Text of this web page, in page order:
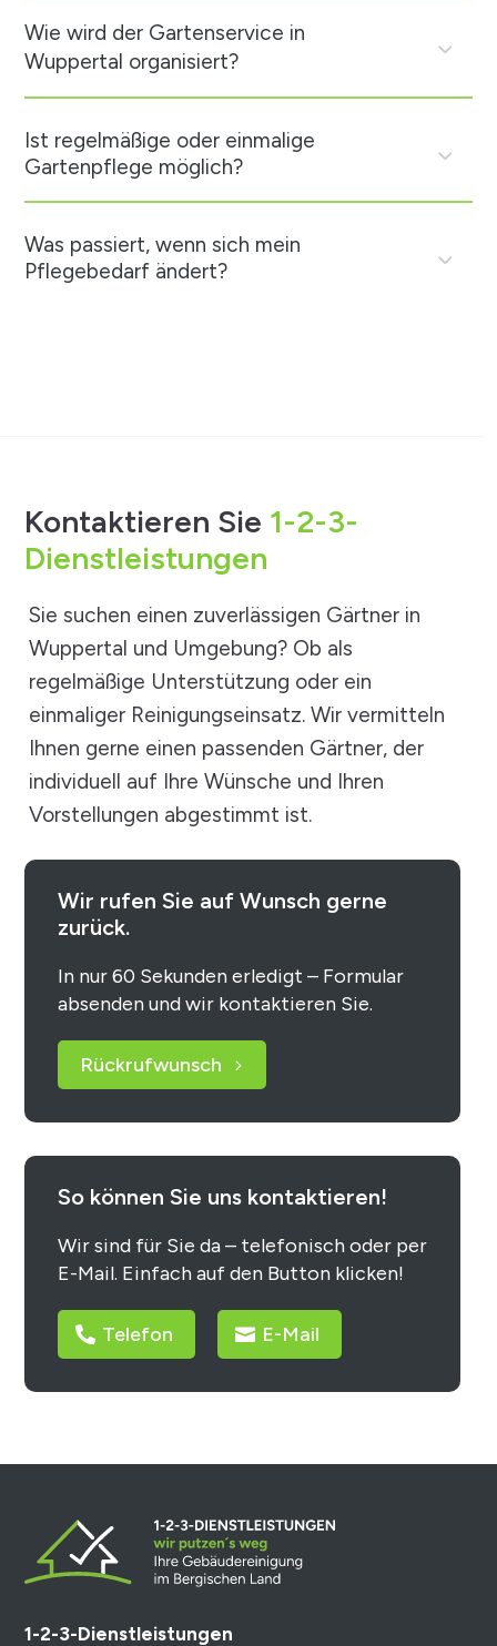
Wie wird der Gartenservice in
Wuppertal organisiert?
Ist regelmäßige oder einmalige
Gartenpflege möglich?
Was passiert, wenn sich mein
Pflegebedarf ändert?
Kontaktieren Sie 1-2-3-
Dienstleistungen
Sie suchen einen zuverlässigen Gärtner in
Wuppertal und Umgebung? Ob als
regelmäßige Unterstützung oder ein
einmaliger Reinigungseinsatz. Wir vermitteln
Ihnen gerne einen passenden Gärtner, der
individuell auf Ihre Wünsche und Ihren
Vorstellungen abgestimmt ist.
Wir rufen Sie auf Wunsch gerne
zurück.
In nur 60 Sekunden erledigt – Formular
absenden und wir kontaktieren Sie.
Rückrufwunsch
So können Sie uns kontaktieren!
Wir sind für Sie da – telefonisch oder per
E-Mail. Einfach auf den Button klicken!
Telefon E-Mail
1-2-3-Dienstleistungen